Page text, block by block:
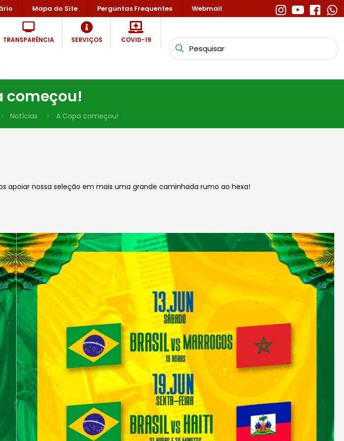
Mapa do Site Perguntas Frequentes Webmail
TRANSPARÊNCIA SERVIÇOS COVID-19
começou!
Notícias A Copa começou!
apoiar nossa seleção em mais uma grande caminhada rumo ao hexa!